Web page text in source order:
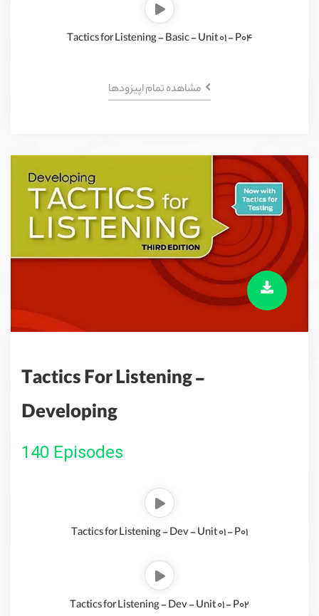
Tactics for Listening - Basic - Unit 01 - P04
Tactics For Listening -
Developing
140 Episodes
Tactics for Listening - Dev - Unit 01 - P01
Tactics for Listening - Dev - Unit 01 - P02